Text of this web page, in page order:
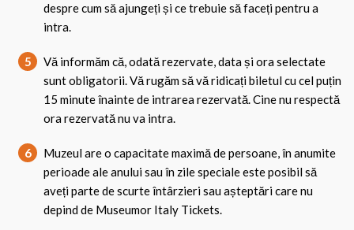
despre cum să ajungeți și ce trebuie să faceți pentru a
intra.
5
Vă informăm că, odată rezervate, data și ora selectate
sunt obligatorii. Vă rugăm să vă ridicați biletul cu cel puțin
15 minute înainte de intrarea rezervată. Cine nu respectă
ora rezervată nu va intra.
6
Muzeul are o capacitate maximă de persoane, în anumite
perioade ale anului sau în zile speciale este posibil să
aveți parte de scurte întârzieri sau așteptări care nu
depind de Museumor Italy Tickets.